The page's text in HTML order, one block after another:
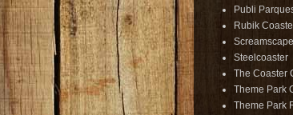
Publi
Rubik
Screamscape
Steelcoaster
The Coaster
Theme Park
Theme Park